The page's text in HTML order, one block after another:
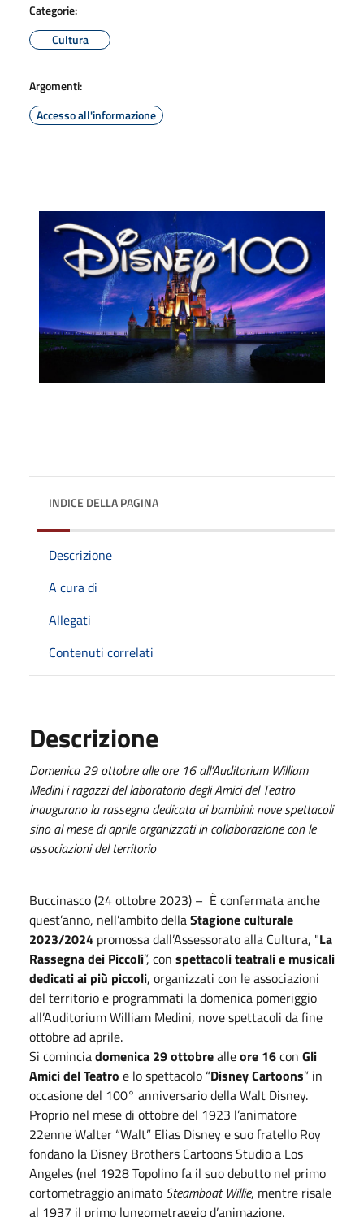
Categorie:
Cultura
Argomenti:
Accesso all'informazione
INDICE DELLA PAGINA
Descrizione
A cura di
Allegati
Contenuti correlati
Descrizione
Domenica 29 ottobre alle ore 16 all’Auditorium William
Medini i ragazzi del laboratorio degli Amici del Teatro
inaugurano la rassegna dedicata ai bambini: nove spettacoli
sino al mese di aprile organizzati in collaborazione con le
associazioni del territorio
Buccinasco (24 ottobre 2023) – È confermata anche
quest’anno, nell’ambito dellaStagione culturale
2023/2024 promossa dall’Assessorato alla Cultura, "La
Rassegna dei Piccoli”, con spettacoli teatrali e musicali
dedicati ai più piccoli, organizzati con le associazioni
del territorio e programmati la domenica pomeriggio
all’Auditorium William Medini, nove spettacoli da fine
ottobre ad aprile.
Si cominciadomenica 29 ottobrealleore 16con Gli
Amici del Teatro e lo spettacolo “Disney Cartoons” in
occasione del 100° anniversario della Walt Disney.
Proprio nel mese di ottobre del 1923 l’animatore
22enne Walter “Walt” Elias Disney e suo fratello Roy
fondano la Disney Brothers Cartoons Studio a Los
Angeles (nel 1928 Topolino fa il suo debutto nel primo
cortometraggio animato Steamboat Willie, mentre risale
al 1937 il primo lungometraggio d’animazione,